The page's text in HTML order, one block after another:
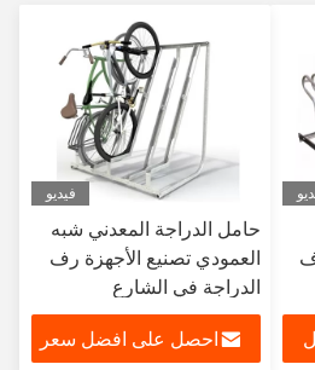
فيديو
حامل الدراجة المعدني شبه
العمودي تصنيع الأجهزة رف
الدراجة في الشارع
احصل على افضل سعر